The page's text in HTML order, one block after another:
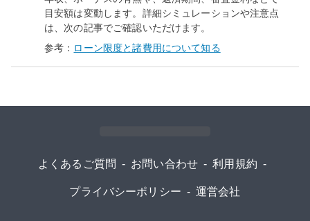
目安額は変動します。詳細シミュレーションや注意点
は、次の記事でご確認いただけます。
参考： ローン限度と諸費用について知る
よくあるご質問 - お問い合わせ - 利用規約 -
プライバシーポリシー - 運営会社